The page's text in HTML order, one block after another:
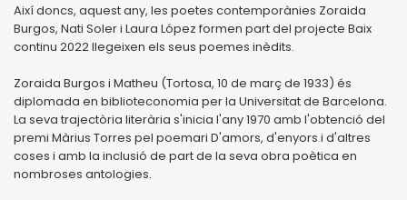
Així doncs, aquest any, les poetes contemporànies Zoraida
Burgos, Nati Soler i Laura López formen part del projecte Baix
continu 2022 llegeixen els seus poemes inèdits.
Zoraida Burgos i Matheu (Tortosa, 10 de març de 1933) és
diplomada en biblioteconomia per la Universitat de Barcelona.
La seva trajectòria literària s'inicia l'any 1970 amb l'obtenció del
premi Màrius Torres pel poemari D'amors, d'enyors i d'altres
coses i amb la inclusió de part de la seva obra poètica en
nombroses antologies.